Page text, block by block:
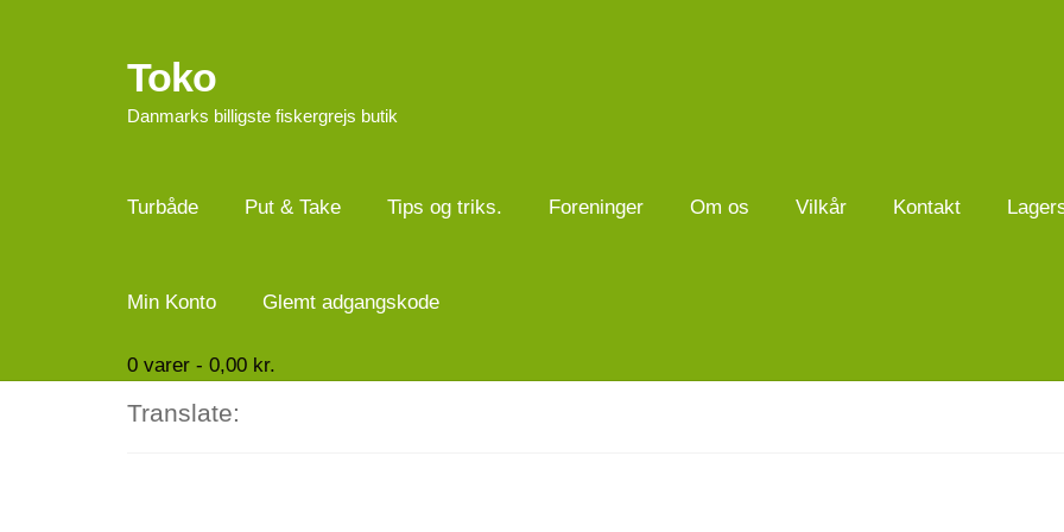
Spring
til
navigation
Spring
til
indhold
Toko
Danmarks billigste fiskergrejs butik
Turbåde Put & Take Tips og triks. Foreninger Om os Vilkår Kontakt
Min Konto Glemt adgangskode
0varer - 0,00 kr.
Translate: